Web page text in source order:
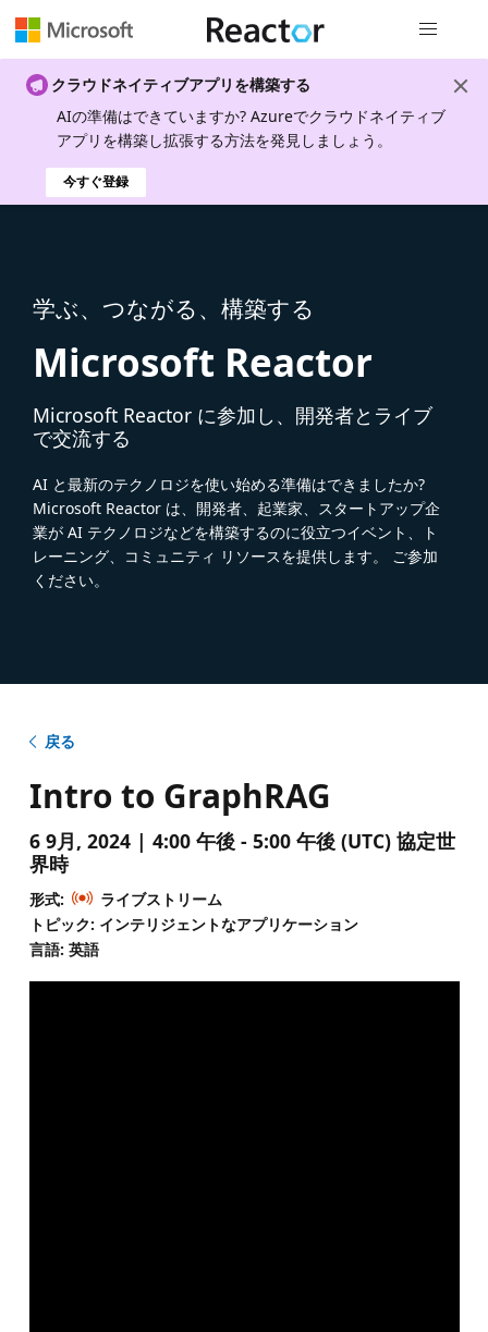
クラウドネイティブアプリを構築する
AIの準備はできていますか? Azureでクラウドネイティブ
アプリを構築し拡張する方法を発見しましょう。
今すぐ登録
学ぶ、つながる、構築する
Microsoft Reactor
Microsoft Reactor に参加し、開発者とライブ
で交流する
AI と最新のテクノロジを使い始める準備はできましたか?
Microsoft Reactor は、開発者、起業家、スタートアップ企
業が AI テクノロジなどを構築するのに役立つイベント、ト
レーニング、コミュニティ リソースを提供します。 ご参加
ください。
戻る
Intro to GraphRAG
6 9月, 2024 | 4:00 午後 - 5:00 午後 (UTC) 協定世
界時
形式:
ライブストリーム
トピック: インテリジェントなアプリケーション
言語: 英語